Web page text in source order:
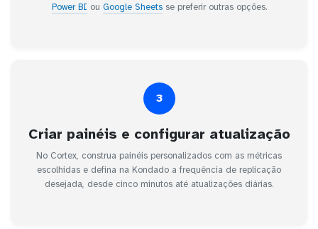
Power BI ou Google Sheetsse preferir outras opções.
3
Criar painéis e configurar atualização
No Cortex, construa painéis personalizados com as métricas
escolhidas e defina na Kondado a frequência de replicação
desejada, desde cinco minutos até atualizações diárias.